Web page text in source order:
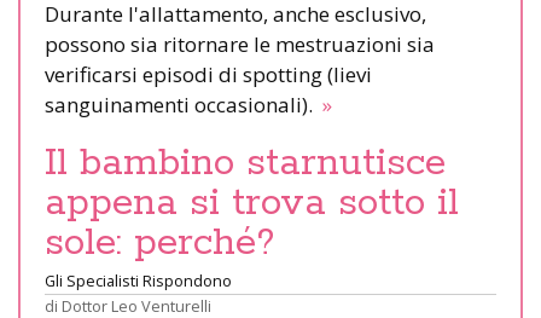
Durante l'allattamento, anche esclusivo,
possono sia ritornare le mestruazioni sia
verificarsi episodi di spotting (lievi
sanguinamenti occasionali). »
Il bambino starnutisce
appena si trova sotto il
sole: perché?
Gli Specialisti Rispondono
di Dottor Leo Venturelli